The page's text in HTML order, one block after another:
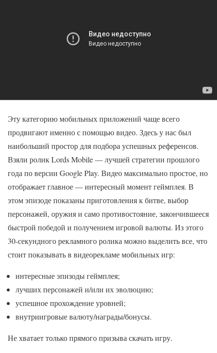
Эту категорию мобильных приложений чаще всего
продвигают именно с помощью видео. Здесь у нас был
наибольший простор для подбора успешных референсов.
Взяли ролик Lords Mobile — лучшей стратегии прошлого
года по версии Google Play. Видео максимально простое, но
отображает главное — интересный момент геймплея. В
этом эпизоде показаны приготовления к битве, выбор
персонажей, оружия и само противостояние, закончившееся
быстрой победой и получением игровой валюты. Из этого
30-секундного рекламного ролика можно выделить все, что
стоит показывать в видеорекламе мобильных игр:
интересные эпизоды геймплея;
лучших персонажей и/или их эволюцию;
успешное прохождение уровней;
внутриигровые валюту/награды/бонусы.
Не хватает только прямого призыва скачать игру.